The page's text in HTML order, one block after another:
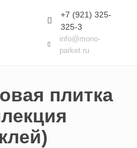
+7 (921) 325-
325-3
info@mono-
parket.ru
плитка